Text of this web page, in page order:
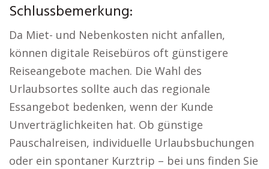
Schlussbemerkung:
Da Miet- und Nebenkosten nicht anfallen,
können digitale Reisebüros oft günstigere
Reiseangebote machen. Die Wahl des
Urlaubsortes sollte auch das regionale
Essangebot bedenken, wenn der Kunde
Unverträglichkeiten hat. Ob günstige
Pauschalreisen, individuelle Urlaubsbuchungen
oder ein spontaner Kurztrip – bei uns finden Sie